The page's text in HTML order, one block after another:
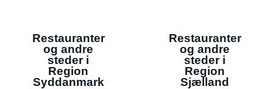
Restauranter
og andre
steder i
Region
Syddanmark
Restauranter
og andre
steder i
Region
Sjælland